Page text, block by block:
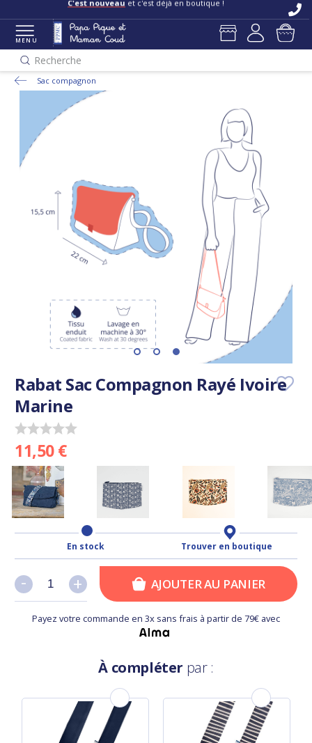
C'est nouveau et c'est déjà en boutique !
MENU
Recherche
Sac compagnon
Rabat Sac Compagnon Rayé Ivoire
Marine
11,50 €
En stock Trouver en boutique
+
- +
- AJOUTER AU PANIER
Payez votre commande en 3x sans frais à partir de 79€ avec
À compléter par :